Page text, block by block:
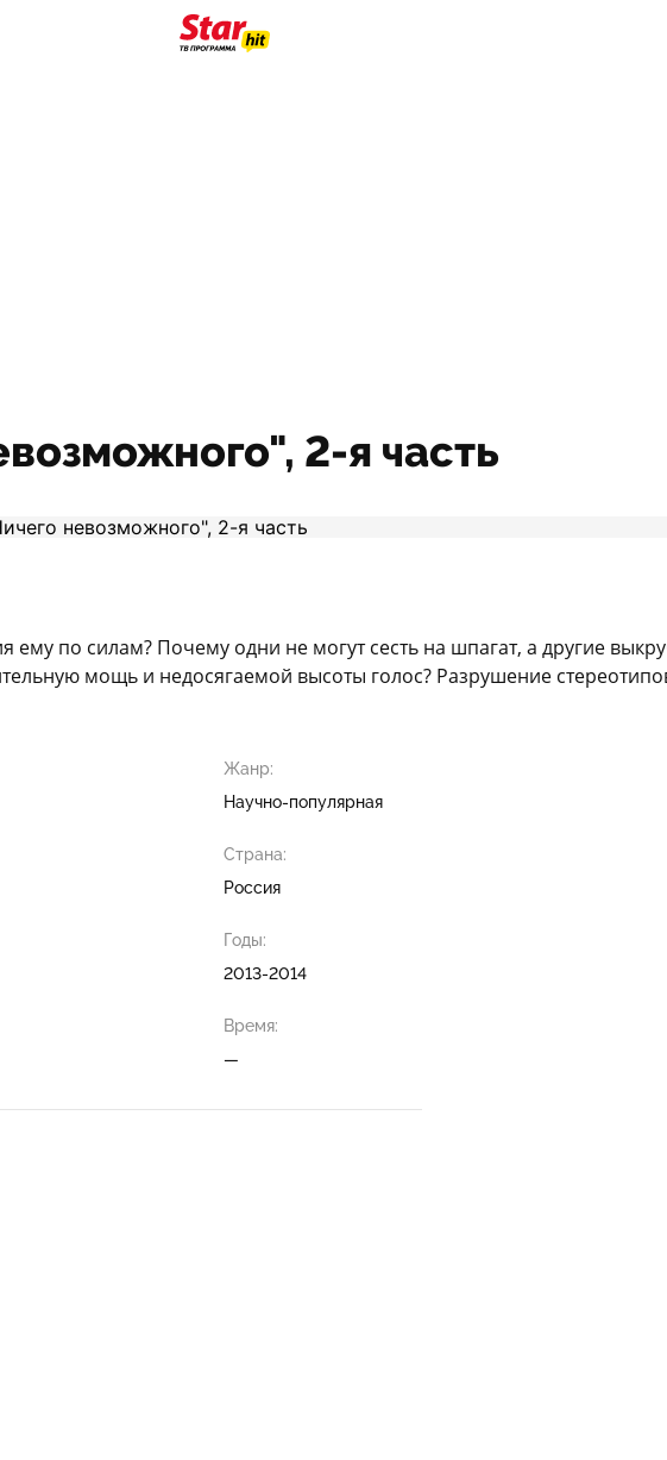
2-я часть
по силам? Почему одни не могут сесть на шпагат, а другие
мощь и недосягаемой высоты голос? Разрушение
Жанр:
Научно-популярная
Страна:
Россия
Годы:
2013-2014
Время:
—